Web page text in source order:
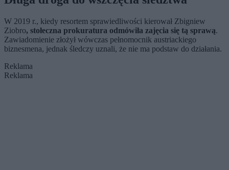
W 2019 r., kiedy resortem sprawiedliwości kierował Zbigniew
Ziobro, stołeczna prokuratura odmówiła zajęcia się tą sprawą.
Zawiadomienie złożył wówczas pełnomocnik austriackiego
biznesmena, jednak śledczy uznali, że nie ma podstaw do działania.
Reklama
Reklama